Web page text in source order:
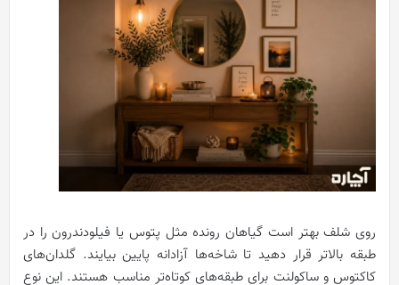
روی شلف بهتر است گیاهان رونده مثل پتوس یا فیلودندرون را در
طبقه بالاتر قرار دهید تا شاخه‌ها آزادانه پایین بیایند. گلدان‌های
کاکتوس و ساکولنت برای طبقه‌های کوتاه‌تر مناسب هستند. این نوع